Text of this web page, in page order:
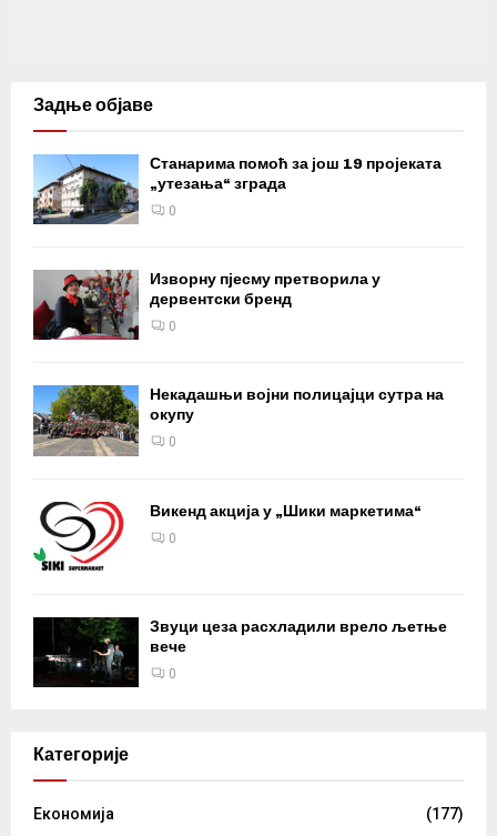
Задње објаве
Станарима помоћ за још 19 пројеката
„утезања“ зграда
0
Изворну пјесму претворила у
дервентски бренд
0
Некадашњи војни полицајци сутра на
окупу
0
Викенд акција у „Шики маркетима“
0
Звуци цеза расхладили врело љетње
вече
0
Категорије
Eкономија
(177)